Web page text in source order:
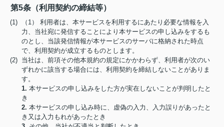
第5条（利用契約の締結等）
(1) （1） 利用者は、本サービスを利用するにあたり必要な情報を入
力、当社宛に発信することにより本サービスの申し込みをするも
のとし、当該発信情報が本サービスのサーバに格納された時点
で、利用契約が成立するものとします。
(2) 当社は、前項その他本規約の規定にかかわらず、利用者が次のい
ずれかに該当する場合には、利用契約を締結しないことがありま
す。
1. 本サービスの申し込みをした方が実在しないことが判明したと
き
2. 本サービスの申し込み時に、虚偽の入力、入力誤りがあったと
き又は入力もれがあったとき